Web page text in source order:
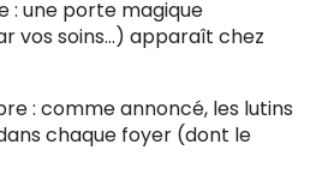
: une porte magique
vos soins…) apparaît chez
: comme annoncé, les lutins
chaque foyer (dont le